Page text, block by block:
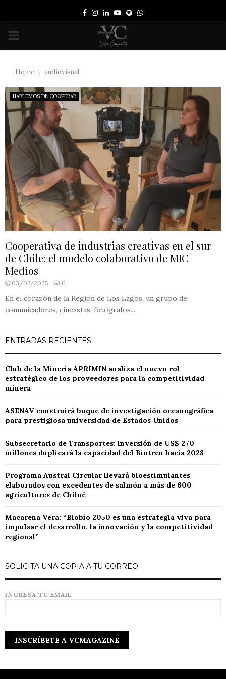
Facebook
Instagram
LinkedinYoutube
SpotifyWhatsapp
PRIMARY
Home audiovisual
HABLEMOS DE COOPERAR
Cooperativa de industrias creativas en el sur
de Chile: el modelo colaborativo de MIC
Medios
03/07/2025 0
En el corazón de la Región de Los Lagos, un grupo de
comunicadores, cineastas, fotógrafos...
ENTRADAS RECIENTES
Club de la Minería APRIMIN analiza el nuevo rol
estratégico de los proveedores para la competitividad
minera
ASENAV construirá buque de investigación oceanográfica
para prestigiosa universidad de Estados Unidos
Subsecretario de Transportes: inversión de US$ 270
millones duplicará la capacidad del Biotren hacia 2028
Programa Austral Circular llevará bioestimulantes
elaborados con excedentes de salmón a más de 600
agricultores de Chiloé
Macarena Vera: “Biobío 2050 es una estrategia viva para
impulsar el desarrollo, la innovación y la competitividad
regional”
SOLICITA UNA COPIA A TU CORREO
INGRESA TU EMAIL